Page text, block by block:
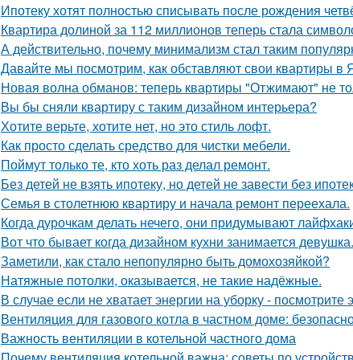
Ипотеку хотят полностью списывать после рождения
Квартира долиной за 112 миллионов теперь стала
А действительно, почему минимализм стал таким
Давайте мы посмотрим, как обставляют свои квартиры в
Новая волна обманов: теперь квартиры "Отжимают" не
Вы бы сняли квартиру с таким дизайном интерьера?
Хотите верьте, хотите нет, но это стиль лофт.
Как просто сделать средство для чистки мебели.
Поймут только те, кто хоть раз делал ремонт.
Без детей не взять ипотеку, но детей не завести без
Семья в столетнюю квартиру и начала ремонт переехала.
Когда дурочкам делать нечего, они придумывают
Вот что бывает когда дизайном кухни занимается девушка.
Заметили, как стало непопулярно быть домохозяйкой?
Натяжные потолки, оказывается, не такие надёжные.
В случае если не хватает энергии на уборку - посмотрите
Вентиляция для газового котла в частном доме:
Важность вентиляции в котельной частного дома